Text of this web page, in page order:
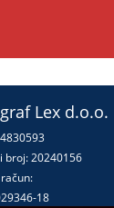
Lex d.o.o.
broj: 20240156
18